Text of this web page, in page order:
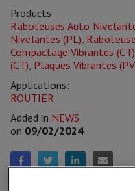
Products:
Raboteuses Auto
Nivelantes (PL),
Compactage Vibrantes (CT)
(CT), Plaques Vibrantes
Applications:
ROUTIER
Added in NEWS
on 09/02/2024